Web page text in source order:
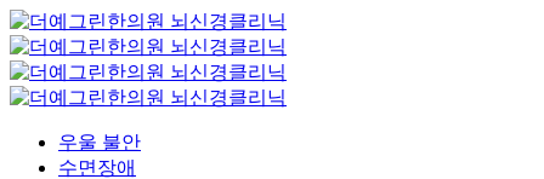
우울 불안
수면장애